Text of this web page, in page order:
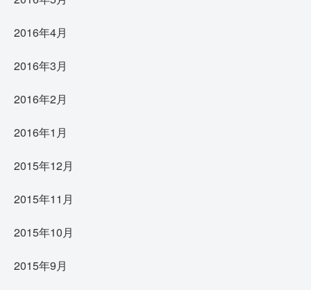
2016年4月
2016年3月
2016年2月
2016年1月
2015年12月
2015年11月
2015年10月
2015年9月